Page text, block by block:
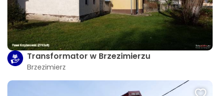
Transformator w Brzezimierzu
Brzezimierz